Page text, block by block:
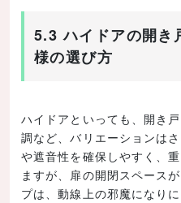
5.3 ハイドアの開き
様の選び方
ハイドアといっても、開き
調など、バリエーションは
や遮音性を確保しやすく、
ますが、扉の開閉スペース
プは、動線上の邪魔になり